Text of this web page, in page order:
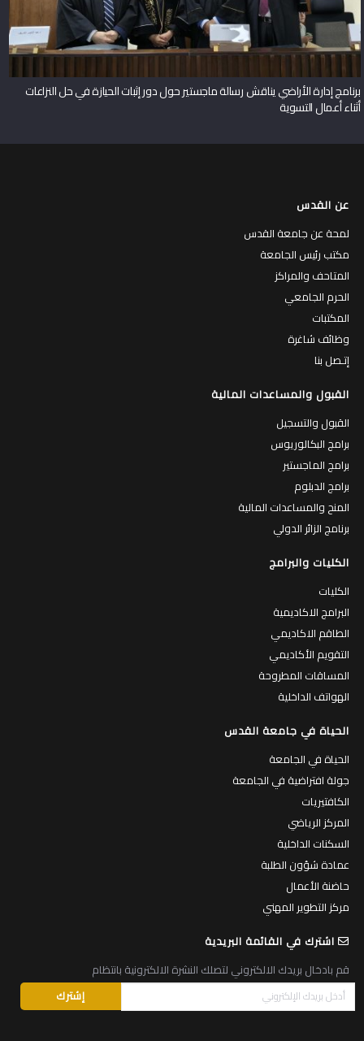
برنامج إدارة الأراضي يناقش رسالة ماجستير حول دور إثبات الحيازة في حل النزاعات
أثناء أعمال التسوية
عن القدس
لمحة عن جامعة القدس
مكتب رئيس الجامعة
المتاحف والمراكز
الحرم الجامعي
المكتبات
وظائف شاغرة
إتـصل بنا
القبول والمساعدات المالية
القبول والتسجيل
برامج البكالوريوس
برامج الماجستير
برامج الدبلوم
المنح والمساعدات المالية
برنامج الزائر الدولي
الكليات والبرامج
الكليات
البرامج الاكاديمية
الطاقم الاكاديمي
التقويم الأكاديمي
المساقات المطروحة
الهواتف الداخلية
الحياة في جامعة القدس
الحياة في الجامعة
جولة افتراضية في الجامعة
الكافتيريات
المركز الرياضي
السكنات الداخلية
عمادة شؤون الطلبة
حاضنة الأعمال
مركز التطوير المهني
اشترك في القائمة البريدية
قم بادخال بريدك الالكتروني لتصلك النشرة الالكترونية بانتظام